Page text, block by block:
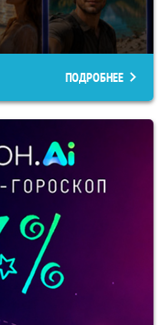
ПОДРОБНЕЕ